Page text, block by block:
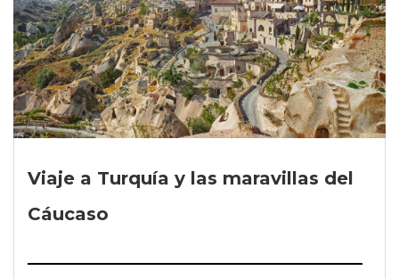
Viaje a Turquía y las maravillas del
Cáucaso